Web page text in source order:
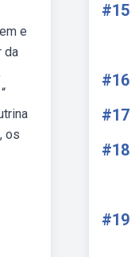
e
da
os
#15
#16
#17
#18
#19